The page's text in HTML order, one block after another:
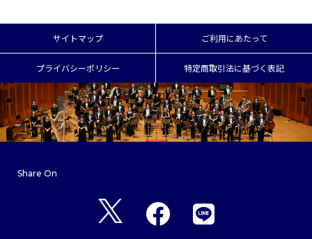
サイトマップ ご利用にあたって
プライバシーポリシー 特定商取引法に基づく表記
Share On